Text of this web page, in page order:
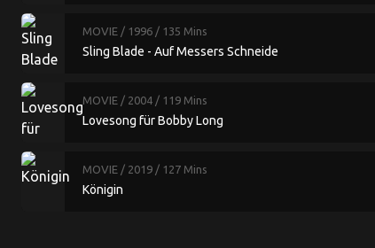
MOVIE / 1996 / 135 Mins
Sling Blade - Auf Messers Schneide
MOVIE / 2004 / 119 Mins
Lovesong für Bobby Long
MOVIE / 2019 / 127 Mins
Königin